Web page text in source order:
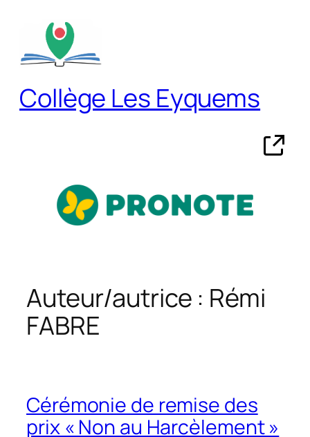
contenu
Collège Les Eyquems
Auteur/autrice : Rémi
FABRE
Cérémonie de remise des
prix « Non au Harcèlement »